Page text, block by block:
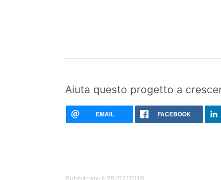
Aiuta questo progetto a
EMAIL FACEBOOK
Pubblicato il 29/02/2016